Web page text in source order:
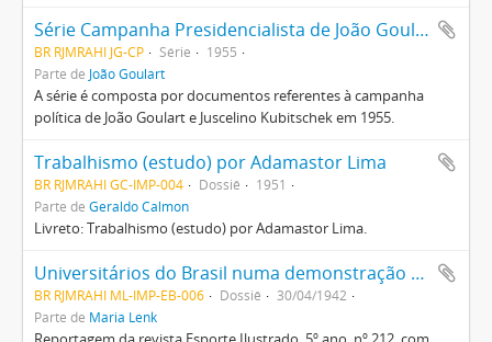
Série Campanha Presidencialista de João Goulart e Juscelino Kubitscheck
BR RJMRAHI JG-CP Série
1955
Parte de João Goulart
A série é composta por documentos referentes à campanha
política de João Goulart e Juscelino Kubitschek em 1955.
Trabalhismo (estudo) por Adamastor Lima
BR RJMRAHI GC-IMP-004 Dossiê
1951
Parte de Geraldo Calmon
Livreto: Trabalhismo (estudo) por Adamastor Lima.
Universitários do Brasil numa demonstração esportiva, na data natalícia do presidente Vargas
BR RJMRAHI ML-IMP-EB-006 Dossiê
30/04/1942
Parte de Maria Lenk